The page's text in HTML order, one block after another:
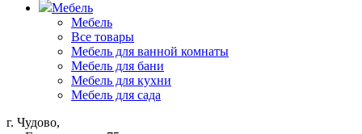
Мебель
Мебель
Все товары
Мебель для ванной комнаты
Мебель для бани
Мебель для кухни
Мебель для сада
г. Чудово,